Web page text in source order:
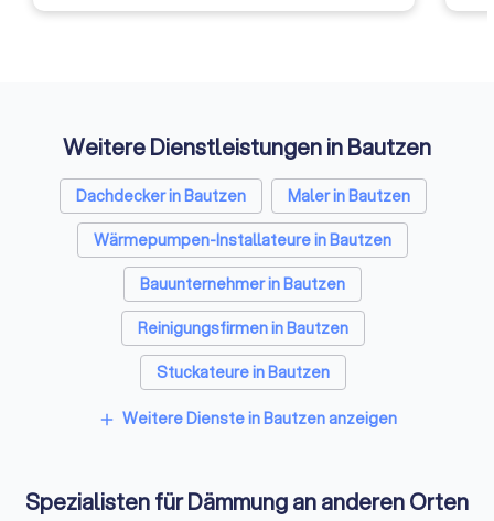
Weitere Dienstleistungen in Bautzen
Dachdecker in Bautzen
Maler in Bautzen
Wärmepumpen-Installateure in Bautzen
Bauunternehmer in Bautzen
Reinigungsfirmen in Bautzen
Stuckateure in Bautzen
Umzugsunternehmen in Bautzen
Sicherheitstechniker in Bautzen
add Weitere Dienste in Bautzen anzeigen
Spezialisten für Dämmung an anderen Orten